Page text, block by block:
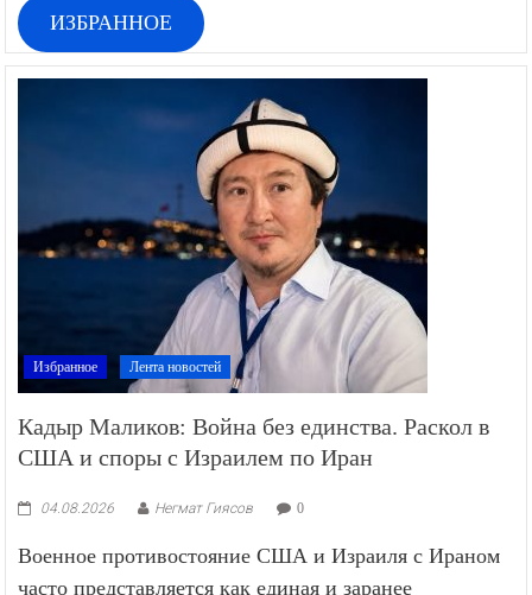
ИЗБРАННОЕ
Избранное Лента новостей
Кадыр Маликов: Война без единства. Раскол в
США и споры с Израилем по Иран
04.08.2026 Негмат Гиясов 0
Военное противостояние США и Израиля с Ираном
часто представляется как единая и заранее